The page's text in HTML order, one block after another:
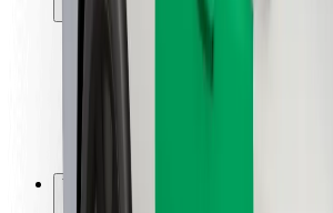
Τοποθεσίες
Λύσεις για την πόλη
Αεροδρόμια
Bolt Αποβάθρες Φόρτισης
Υποστήριξη